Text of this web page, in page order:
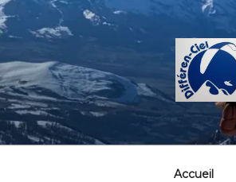
Aller
au
contenu
principal
Accueil